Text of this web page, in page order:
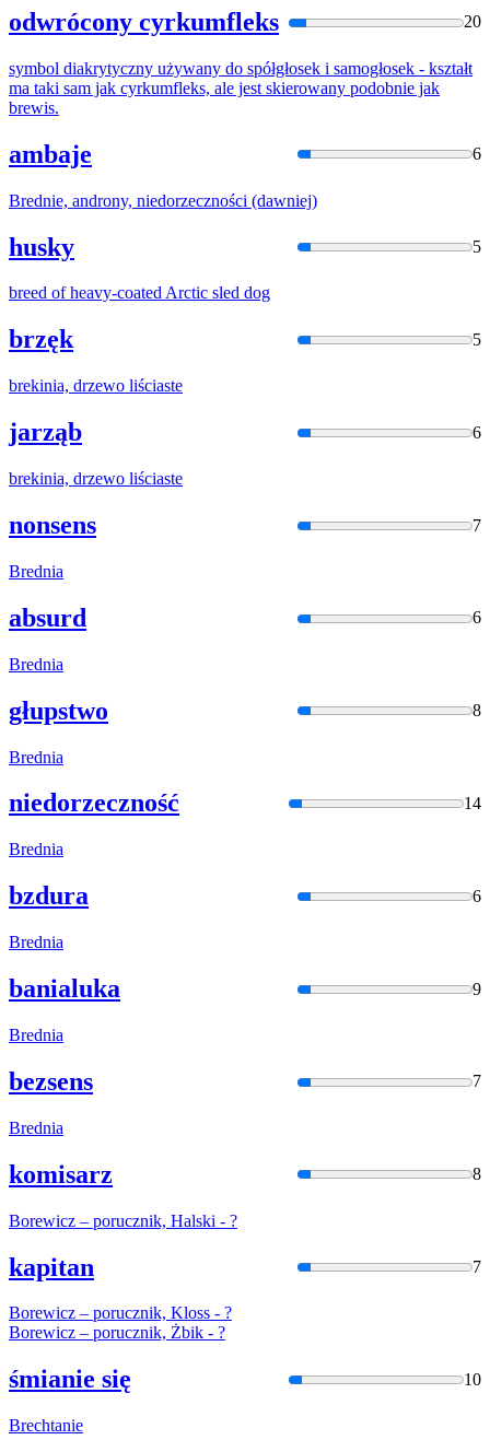
odwrócony cyrkumfleks 20
symbol diakrytyczny używany do spółgłosek i samogłosek - kształt
ma taki sam jak cyrkumfleks, ale jest skierowany podobnie jak
brewis.
ambaje 6
Brednie, androny, niedorzeczności (dawniej)
husky 5
breed of heavy-coated Arctic sled dog
brzęk 5
brekinia, drzewo liściaste
jarząb 6
brekinia, drzewo liściaste
nonsens 7
Brednia
absurd 6
Brednia
głupstwo 8
Brednia
niedorzeczność 14
Brednia
bzdura 6
Brednia
banialuka 9
Brednia
bezsens 7
Brednia
komisarz 8
Borewicz – porucznik, Halski - ?
kapitan 7
Borewicz – porucznik, Kloss - ?
Borewicz – porucznik, Żbik - ?
śmianie się 10
Brechtanie